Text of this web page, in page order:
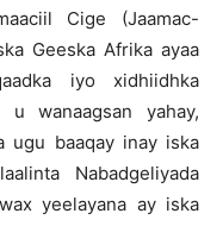
Cige (Jaamac-
Geeska Afrika ayaa
iyo xidhiidhka
wanaagsan yahay,
ugu baaqay inay iska
Nabadgeliyada
yeelayana ay iska